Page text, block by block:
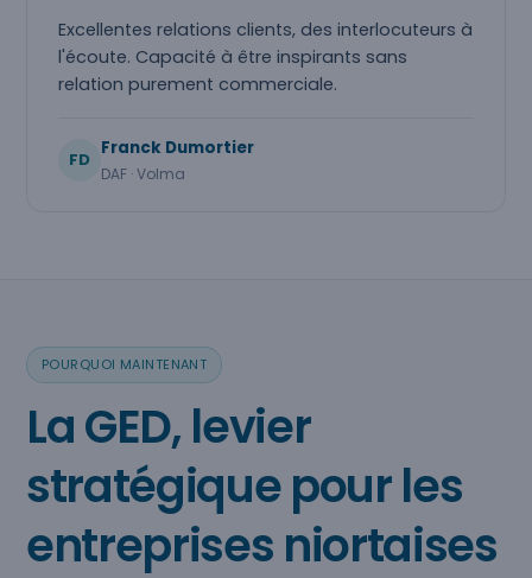
Excellentes relations clients, des interlocuteurs à
l'écoute. Capacité à être inspirants sans
relation purement commerciale.
FD
Franck Dumortier
DAF · Volma
POURQUOI MAINTENANT
La GED, levier
stratégique pour les
entreprises niortaises